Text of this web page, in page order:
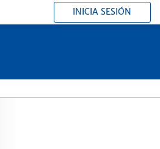
INICIA SESIÓN